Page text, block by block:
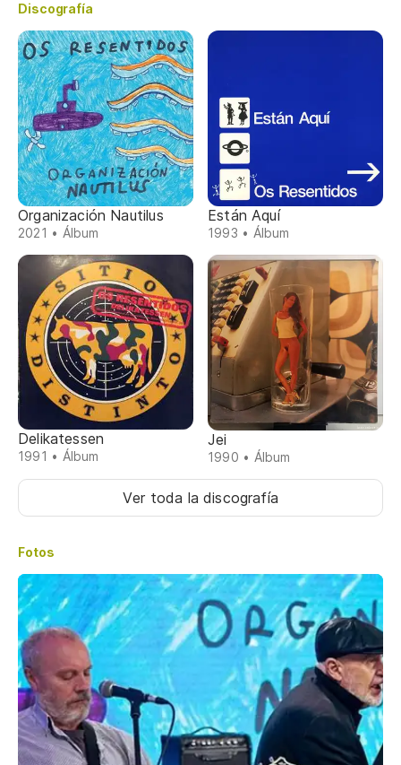
Discografía
Organización Nautilus
2021 • Álbum
Están Aquí
1993 • Álbum
Delikatessen
1991 • Álbum
Jei
1990 • Álbum
Ver toda la discografía
Fotos